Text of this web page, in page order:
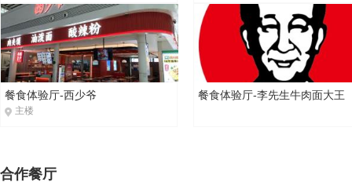
餐食体验厅-西少爷
主楼
合作餐厅